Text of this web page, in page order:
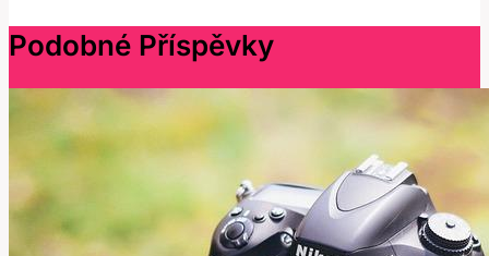
Podobné Příspěvky